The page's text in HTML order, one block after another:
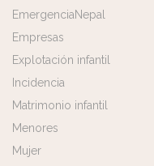
EmergenciaNepal
Empresas
Explotación infantil
Incidencia
Matrimonio infantil
Menores
Mujer